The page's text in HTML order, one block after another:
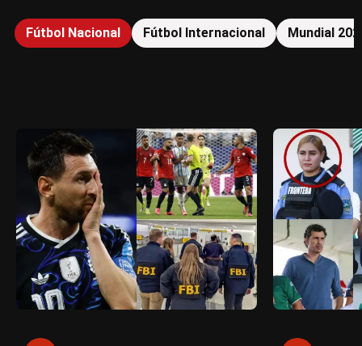
Fútbol Nacional Fútbol Internacional Mundial